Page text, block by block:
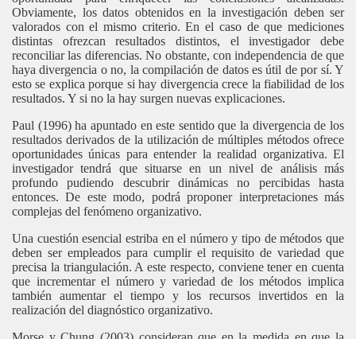
Obviamente, los datos obtenidos en la investigación deben ser
valorados con el mismo criterio. En el caso de que mediciones
distintas ofrezcan resultados distintos, el investigador debe
reconciliar las diferencias. No obstante, con independencia de que
haya divergencia o no, la compilación de datos es útil de por sí. Y
esto se explica porque si hay divergencia crece la fiabilidad de los
resultados. Y si no la hay surgen nuevas explicaciones.
Paul (1996) ha apuntado en este sentido que la divergencia de los
resultados derivados de la utilización de múltiples métodos ofrece
oportunidades únicas para entender la realidad organizativa. El
investigador tendrá que situarse en un nivel de análisis más
profundo pudiendo descubrir dinámicas no percibidas hasta
entonces. De este modo, podrá proponer interpretaciones más
complejas del fenómeno organizativo.
Una cuestión esencial estriba en el número y tipo de métodos que
deben ser empleados para cumplir el requisito de variedad que
precisa la triangulación. A este respecto, conviene tener en cuenta
que incrementar el número y variedad de los métodos implica
también aumentar el tiempo y los recursos invertidos en la
realización del diagnóstico organizativo.